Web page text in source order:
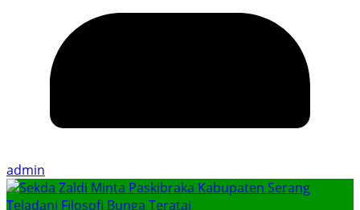
admin